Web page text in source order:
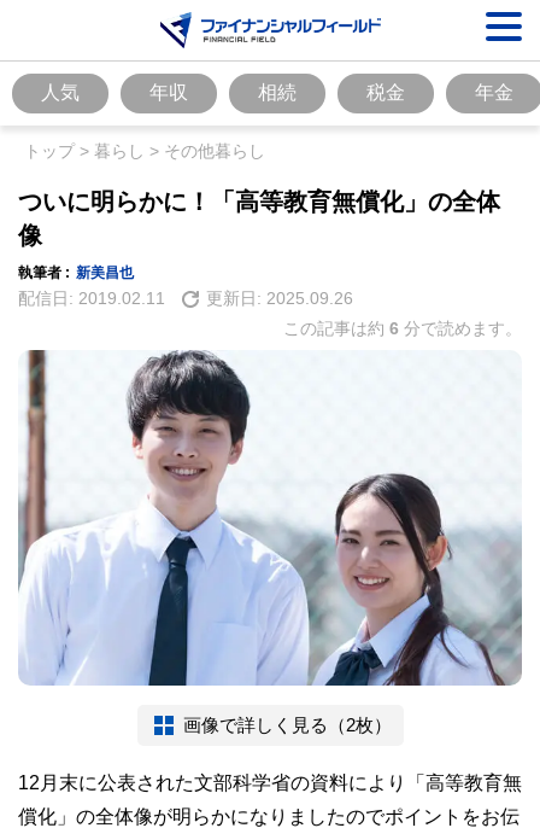
人気 年収 相続 税金 年金
トップ> 暮らし > その他暮らし
ついに明らかに！「高等教育無償化」の全体
像
執筆者 : 新美昌也
配信日: 2019.02.11 更新日: 2025.09.26
この記事は約 6 分で読めます。
画像で詳しく見る（2枚）
12月末に公表された文部科学省の資料により「高等教育無
償化」の全体像が明らかになりましたのでポイントをお伝